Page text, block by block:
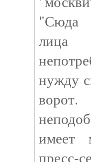
"Сюда
лица
нужду
имеет